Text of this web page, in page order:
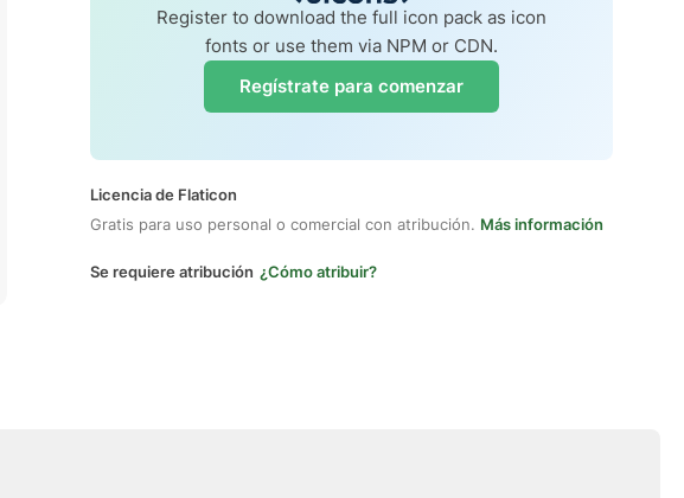
Register to download the full icon pack as icon
fonts or use them via NPM or CDN.
Regístrate para comenzar
Licencia de Flaticon
Gratis para uso personal o comercial con atribución. Más información
Se requiere atribución ¿Cómo atribuir?